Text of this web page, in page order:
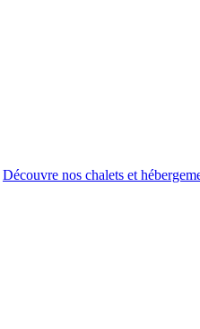
Découvre nos chalets et